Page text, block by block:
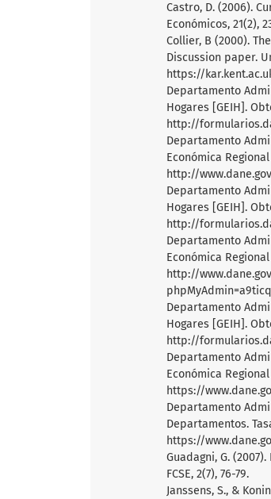
Castro, D. (2006).
Económicos, 21(2),
Collier, B (2000).
Discussion paper.
https://
Departamento
Hogares [GEIH].
http://
Departamento
Económica
http://
Departamento
Hogares [GEIH].
http://
Departamento
Económica
http://
Departamento
Hogares [GEIH].
http://
Departamento
Económica
https://
Departamento
Departamentos.
https://
Guadagni, G.
FCSE, 2(7), 76-79.
Janssens, S., &